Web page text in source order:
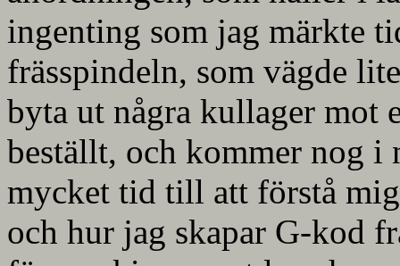
ingenting som jag märkte
frässpindeln, som vägde
byta ut några kullager mot
beställt, och kommer nog i
mycket tid till att förstå
och hur jag skapar G-kod